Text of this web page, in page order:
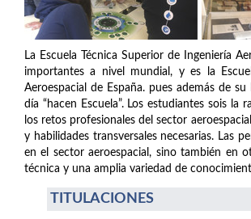
La Escuela Técnica Superior de Ingeniería
importantes a nivel mundial, y es la
Aeroespacial de España. pues además de
día “hacen Escuela”. Los estudiantes sois
los retos profesionales del sector
y habilidades transversales necesarias. Las
en el sector aeroespacial, sino también en
técnica y una amplia variedad de
TITULACIONES